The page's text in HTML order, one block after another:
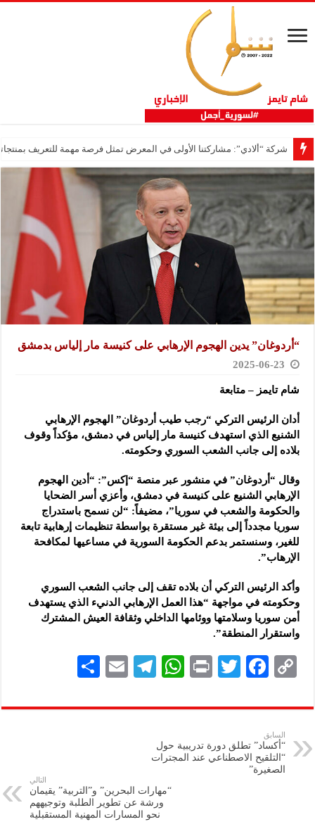
شركة “ألادي”: مشاركتنا الأولى في المعرض تمثل فرصة مهمة للتعريف
“أردوغان” يدين الهجوم الإرهابي على كنيسة مار إلياس بدمشق
2025-06-23
شام تايمز – متابعة
أدان الرئيس التركي “رجب طيب أردوغان” الهجوم الإرهابي
الشنيع الذي استهدف كنيسة مار إلياس في دمشق، مؤكداً وقوف
بلاده إلى جانب الشعب السوري وحكومته.
وقال “أردوغان” في منشور عبر منصة “إكس”: “أدين الهجوم
الإرهابي الشنيع على كنيسة في دمشق، وأعزي أسر الضحايا
والحكومة والشعب في سوريا”، مضيفاً: “لن نسمح باستدراج
سوريا مجدداً إلى بيئة غير مستقرة بواسطة تنظيمات إرهابية تابعة
للغير، وسنستمر بدعم الحكومة السورية في مساعيها لمكافحة
الإرهاب”.
وأكد الرئيس التركي أن بلاده تقف إلى جانب الشعب السوري
وحكومته في مواجهة “هذا العمل الإرهابي الدنيء الذي يستهدف
أمن سوريا وسلامتها ووئامها الداخلي وثقافة العيش المشترك
واستقرار المنطقة”.
C
p
y
Li
n
F
eb
k
T
tt
P
nt
W
at
A
p
Te
gr
E
ai
ar
السابق
“أكساد” تطلق دورة تدريبية حول
“التلقيح الاصطناعي عند المجترات
الصغيرة”
التالي
“مهارات البحرين” و”التربية” يقيمان
ورشة عن تطوير الطلبة وتوجيههم
نحو المسارات المهنية المستقبلية